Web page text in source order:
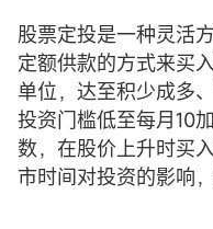
股票定投是一种灵活
定额供款的方式来买
单位，达至积少成多
投资门槛低至每月10
数，在股价上升时买
市时间对投资的影响